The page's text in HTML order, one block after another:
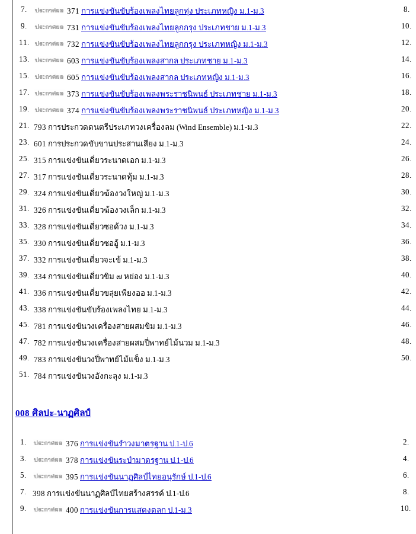
7.
371 การแข่งขันขับร้องเพลงไทยลูกทุ่ง ประเภทหญิง ม.1-ม.3 8.
9.
731 การแข่งขันขับร้องเพลงไทยลูกกรุง ประเภทชาย ม.1-ม.3 10.
11.
732 การแข่งขันขับร้องเพลงไทยลูกกรุง ประเภทหญิง ม.1-ม.3 12.
13.
603 การแข่งขันขับร้องเพลงสากล ประเภทชาย ม.1-ม.3 14.
15.
605 การแข่งขันขับร้องเพลงสากล ประเภทหญิง ม.1-ม.3 16.
17.
373 การแข่งขันขับร้องเพลงพระราชนิพนธ์ ประเภทชาย ม.1-ม.3 18.
19.
374 การแข่งขันขับร้องเพลงพระราชนิพนธ์ ประเภทหญิง ม.1-ม.3 20.
21. 793 การประกวดดนตรีประเภทวงเครื่องลม (Wind Ensemble) ม.1-ม.3 22.
23. 601 การประกวดขับขานประสานเสียง ม.1-ม.3 24.
25. 315 การแข่งขันเดี่ยวระนาดเอก ม.1-ม.3 26.
27. 317 การแข่งขันเดี่ยวระนาดทุ้ม ม.1-ม.3 28.
29. 324 การแข่งขันเดี่ยวฆ้องวงใหญ่ ม.1-ม.3 30.
31. 326 การแข่งขันเดี่ยวฆ้องวงเล็ก ม.1-ม.3 32.
33. 328 การแข่งขันเดี่ยวซอด้วง ม.1-ม.3 34.
35. 330 การแข่งขันเดี่ยวซออู้ ม.1-ม.3 36.
37. 332 การแข่งขันเดี่ยวจะเข้ ม.1-ม.3 38.
39. 334 การแข่งขันเดี่ยวขิม ๗ หย่อง ม.1-ม.3 40.
41. 336 การแข่งขันเดี่ยวขลุ่ยเพียงออ ม.1-ม.3 42.
43. 338 การแข่งขันขับร้องเพลงไทย ม.1-ม.3 44.
45. 781 การแข่งขันวงเครื่องสายผสมขิม ม.1-ม.3 46.
47. 782 การแข่งขันวงเครื่องสายผสมปี่พาทย์ไม้นวม ม.1-ม.3 48.
49. 783 การแข่งขันวงปี่พาทย์ไม้แข็ง ม.1-ม.3 50.
51. 784 การแข่งขันวงอังกะลุง ม.1-ม.3
008 ศิลปะ-นาฏศิลป์
1. 376 การแข่งขันรำวงมาตรฐาน ป.1-ป.6 2.
3.
378 การแข่งขันระบำมาตรฐาน ป.1-ป.6 4.
5.
395 การแข่งขันนาฏศิลป์ไทยอนุรักษ์ ป.1-ป.6 6.
7.
398 การแข่งขันนาฏศิลป์ไทยสร้างสรรค์ ป.1-ป.6 8.
9.
400 การแข่งขันการแสดงตลก ป.1-ม.3 10.